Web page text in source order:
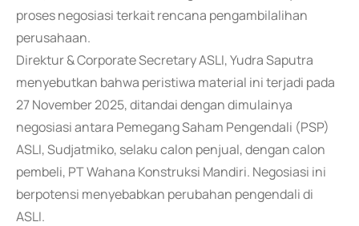
proses negosiasi terkait rencana pengambilalihan
perusahaan.
Direktur & Corporate Secretary ASLI, Yudra Saputra
menyebutkan bahwa peristiwa material ini terjadi pada
27 November 2025, ditandai dengan dimulainya
negosiasi antara Pemegang Saham Pengendali (PSP)
ASLI, Sudjatmiko, selaku calon penjual, dengan calon
pembeli, PT Wahana Konstruksi Mandiri. Negosiasi ini
berpotensi menyebabkan perubahan pengendali di
ASLI.